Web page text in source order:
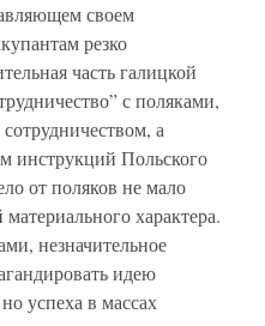
своем
резко
часть галицкой
с поляками,
а
инструкций Польского
от поляков не мало
характера.
незначительное
идею
успеха в массах